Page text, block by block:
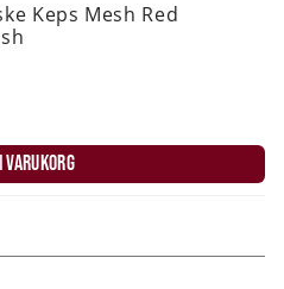
Keps Mesh Red
VARUKORG